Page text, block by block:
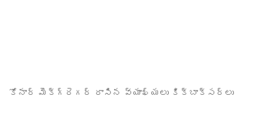
కోనార్ మెక్‌గ్రెగర్ రాసిన వ్యాఖ్యలు కిక్‌బాక్సర్లు